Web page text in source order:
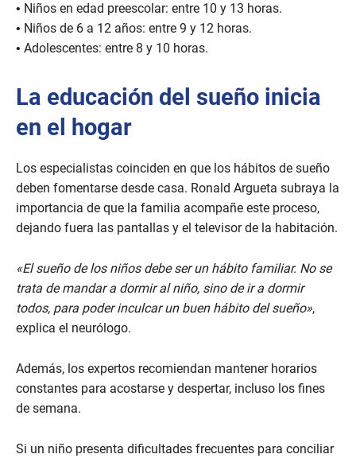
• Niños en edad preescolar: entre 10 y 13 horas.
• Niños de 6 a 12 años: entre 9 y 12 horas.
• Adolescentes: entre 8 y 10 horas.
La educación del sueño inicia
en el hogar
Los especialistas coinciden en que los hábitos de sueño
deben fomentarse desde casa. Ronald Argueta subraya la
importancia de que la familia acompañe este proceso,
dejando fuera las pantallas y el televisor de la habitación.
«El sueño de los niños debe ser un hábito familiar. No se
trata de mandar a dormir al niño, sino de ir a dormir
todos, para poder inculcar un buen hábito del sueño»,
explica el neurólogo.
Además, los expertos recomiendan mantener horarios
constantes para acostarse y despertar, incluso los fines
de semana.
Si un niño presenta dificultades frecuentes para conciliar